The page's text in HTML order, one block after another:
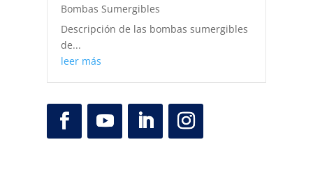
Bombas Sumergibles
Descripción de las bombas sumergibles
de...
leer más